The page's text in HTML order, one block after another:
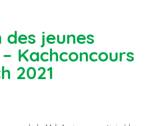
des jeunes
Kachconcours
2021